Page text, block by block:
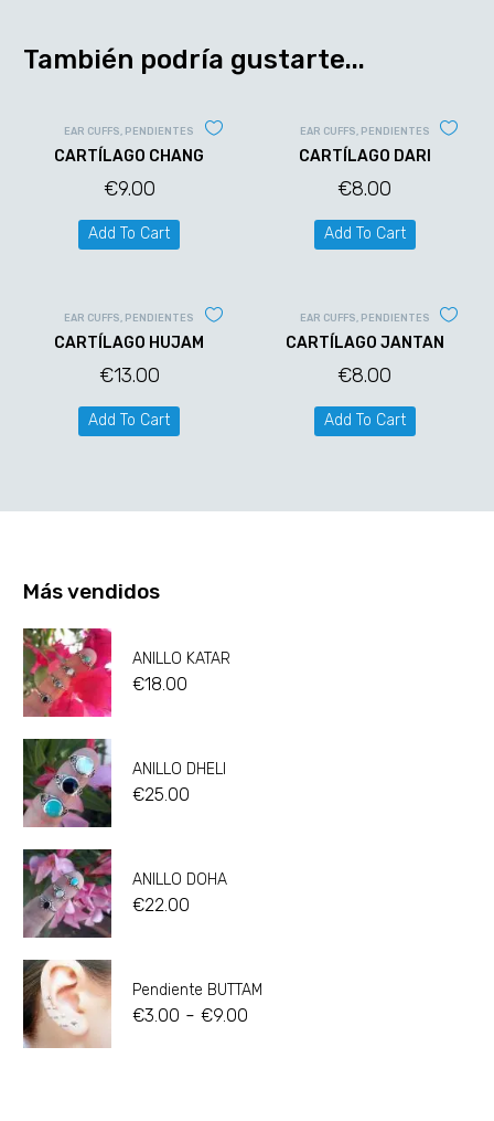
También podría gustarte...
EAR CUFFS PENDIENTES
CARTÍLAGO CHANG
€9.00
Add To Cart
EAR CUFFS PENDIENTES
CARTÍLAGO DARI
€8.00
Add To Cart
EAR CUFFS PENDIENTES
CARTÍLAGO HUJAM
€13.00
Add To Cart
EAR CUFFS PENDIENTES
CARTÍLAGO JANTAN
€8.00
Add To Cart
Más vendidos
ANILLO KATAR
€18.00
ANILLO DHELI
€25.00
ANILLO DOHA
€22.00
Pendiente BUTTAM
€3.00 - €9.00